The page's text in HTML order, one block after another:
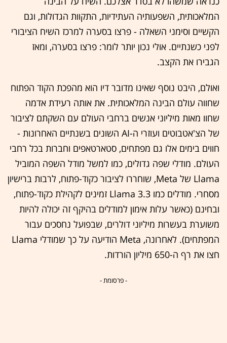
המלאכותית, השפעותיה העתידיות, התקוות הגדולות, וגם
הקשיים וסימני השאלה - פרצו בסערה למרכז השיח הציבורי
לפני כשנתיים. אולי נכון יותר לומר: פרצו בסערה, ומאז
הגבירו את הקצב.
ואולם, היבט נוסף שאינו מדובר דיו הוא מהפכת הקוד הפתוח
שחווה עולם הבינה המלאכותית. את אותה רעידת אדמה
שחוו מאות מיליוני אנשים ברחבי העולם עם השקתם לציבור
של הצ'אטבוטים ועוזרי ה-AI השונים בשנתיים האחרונות -
חווים בימים אלו גם מפתחים, סטארטאפים וחברות בכל רחבי
העולם. מודלי שפה גדולים, כמו למשל מודל השפה המוביל
Llama של Meta, שוחררו לציבור כקוד-פתוח, לרבות ברישיון
מסחרי. מודלים כמו Llama 3.3 זמינים לקהילת כקוד-פתוח,
ובחינם (כאשר עלות אימון למודלים בהיקף זה יכולה להיות
משוערת בעשרות מיליוני דולרים, שבפועל נחסכים עבור
המפתחים). לאחרונה, Meta הודיעה על כך שמודלי Llama
חצו את רף ה-650 מיליון הורדות.
- פרסומת -